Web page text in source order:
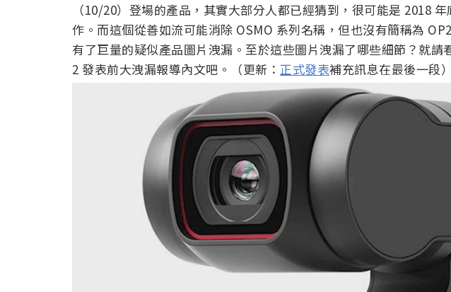
（10/20）登場的產品，其實大部分人都已經猜到，很可能是 2018
作。而這個從善如流可能消除 OSMO 系列名稱，但也沒有簡稱為
有了巨量的疑似產品圖片洩漏。至於這些圖片洩漏了哪些細節？就
2 發表前大洩漏報導內文吧。（更新： 正式發表補充訊息在最後一段）